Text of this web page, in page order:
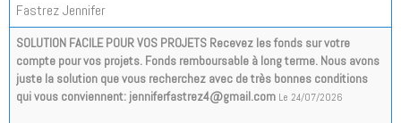
Fastrez Jennifer
SOLUTION FACILE POUR VOS PROJETS Recevez les fonds sur votre
compte pour vos projets. Fonds remboursable à long terme. Nous avons
juste la solution que vous recherchez avec de très bonnes conditions
qui vous conviennent: jenniferfastrez4@gmail.com Le 24/07/2026